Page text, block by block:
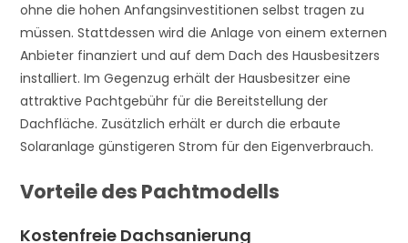
ohne die hohen Anfangsinvestitionen selbst tragen zu
müssen. Stattdessen wird die Anlage von einem externen
Anbieter finanziert und auf dem Dach des Hausbesitzers
installiert. Im Gegenzug erhält der Hausbesitzer eine
attraktive Pachtgebühr für die Bereitstellung der
Dachfläche. Zusätzlich erhält er durch die erbaute
Solaranlage günstigeren Strom für den Eigenverbrauch.
Vorteile des Pachtmodells
Kostenfreie Dachsanierung